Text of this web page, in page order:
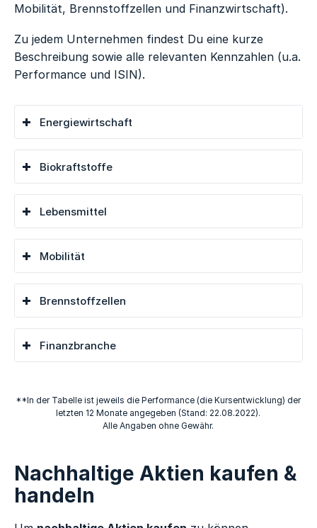
Mobilität, Brennstoffzellen und Finanzwirtschaft).
Zu jedem Unternehmen findest Du eine kurze
Beschreibung sowie alle relevanten Kennzahlen (u.a.
Performance und ISIN).
Energiewirtschaft
Biokraftstoffe
Lebensmittel
Mobilität
Brennstoffzellen
Finanzbranche
**In der Tabelle ist jeweils die Performance (die Kursentwicklung) der
letzten 12 Monate angegeben (Stand: 22.08.2022).
Alle Angaben ohne Gewähr.
Nachhaltige Aktien kaufen &
handeln